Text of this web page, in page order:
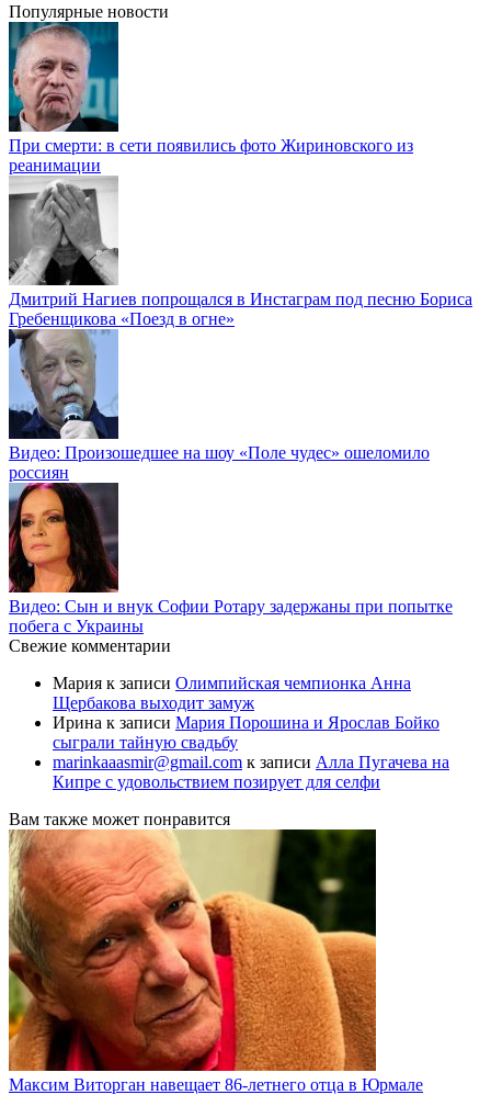
Популярные новости
При смерти: в сети появились фото Жириновского из
реанимации
Дмитрий Нагиев попрощался в Инстаграм под песню Бориса
Гребенщикова «Поезд в огне»
Видео: Произошедшее на шоу «Поле чудес» ошеломило
россиян
Видео: Сын и внук Софии Ротару задержаны при попытке
побега с Украины
Свежие комментарии
Мария к записи Олимпийская чемпионка Анна
Щербакова выходит замуж
Ирина к записи Мария Порошина и Ярослав Бойко
сыграли тайную свадьбу
marinkaaasmir@gmail.com к записи Алла Пугачева на
Кипре с удовольствием позирует для селфи
Вам также может понравится
Максим Виторган навещает 86-летнего отца в Юрмале